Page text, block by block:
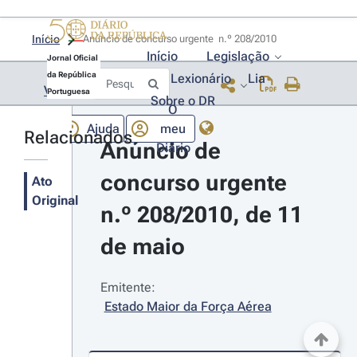
Jornal Oficial
da República
Portuguesa
Início
Legislação
Lexionário
Lia
Sobre o DR
Ajuda
O
meu
Diário
Início
Voltar
Relacionados
Ato
Original
Anúncio de
concurso urgente
n.º 208/2010, de 11
de maio
Emitente:
Estado Maior da Força Aérea